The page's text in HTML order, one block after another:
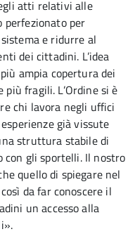
atti relativi alle
perfezionato per
e ridurre al
dei cittadini. L’idea
ampia copertura dei
fragili. L’Ordine si è
chi lavora negli uffici
già vissute
struttura stabile di
con gli sportelli. Il nostro
quello di spiegare nel
da far conoscere il
un accesso alla